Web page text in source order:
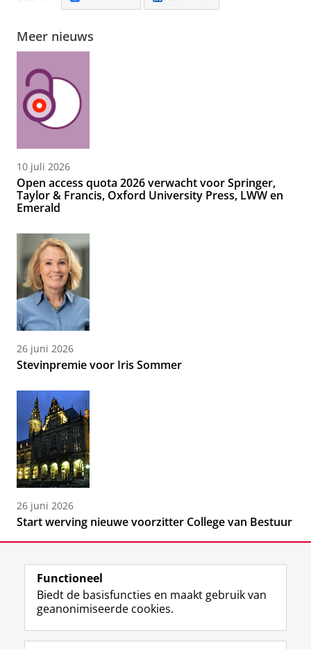
Meer nieuws
10 juli 2026
Open access quota 2026 verwacht voor Springer,
Taylor & Francis, Oxford University Press, LWW en
Emerald
26 juni 2026
Stevinpremie voor Iris Sommer
26 juni 2026
Start werving nieuwe voorzitter College van Bestuur
Volg de RUG
F
L
R I
Y
Functioneel
Biedt de basisfuncties en maakt gebruik van
geanonimiseerde cookies.